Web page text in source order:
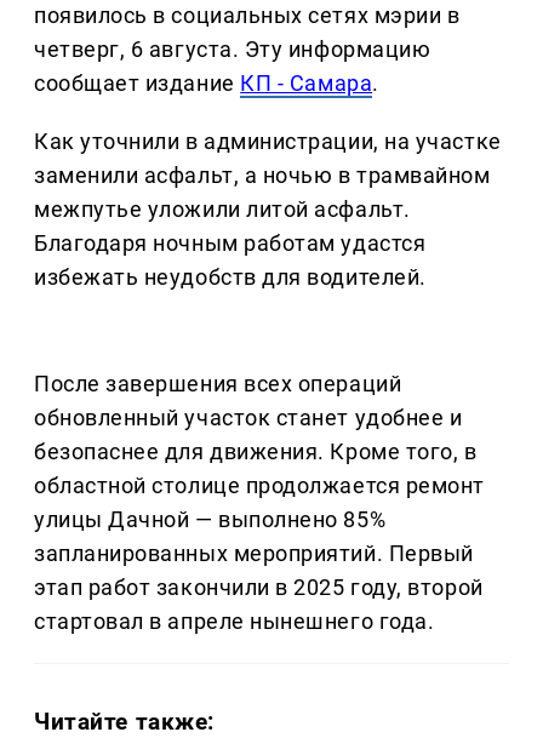
появилось в социальных сетях мэрии в
четверг, 6 августа. Эту информацию
сообщает издание КП - Самара.
Как уточнили в администрации, на участке
заменили асфальт, а ночью в трамвайном
межпутье уложили литой асфальт.
Благодаря ночным работам удастся
избежать неудобств для водителей.
После завершения всех операций
обновленный участок станет удобнее и
безопаснее для движения. Кроме того, в
областной столице продолжается ремонт
улицы Дачной — выполнено 85%
запланированных мероприятий. Первый
этап работ закончили в 2025 году, второй
стартовал в апреле нынешнего года.
Читайте также: